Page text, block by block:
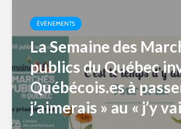
ÉVÉNEMENTS
La Semaine des
publics du Québec
Québécois.es à
j’aimerais » au « j’y